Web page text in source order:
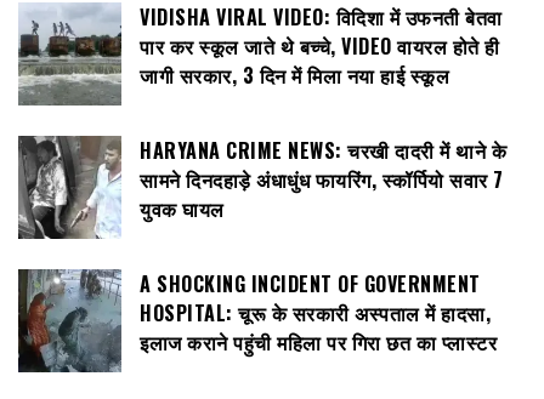
VIDISHA VIRAL VIDEO: विदिशा में उफनती बेतवा
पार कर स्कूल जाते थे बच्चे, VIDEO वायरल होते ही
जागी सरकार, 3 दिन में मिला नया हाई स्कूल
HARYANA CRIME NEWS: चरखी दादरी में थाने के
सामने दिनदहाड़े अंधाधुंध फायरिंग, स्कॉर्पियो सवार 7
युवक घायल
A SHOCKING INCIDENT OF GOVERNMENT
HOSPITAL: चूरू के सरकारी अस्पताल में हादसा,
इलाज कराने पहुंची महिला पर गिरा छत का प्लास्टर